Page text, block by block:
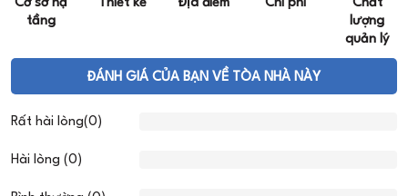
Cơ sở hạ
tầng
Thiết kế Địa điểm Chi phí
Chất
lượng
quản lý
ĐÁNH GIÁ CỦA BẠN VỀ TÒA NHÀ NÀY
Rất hài lòng(0)
Hài lòng (0)